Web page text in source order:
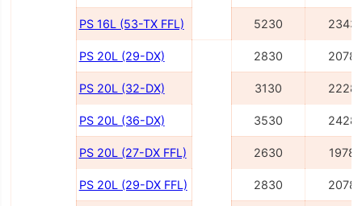
PS 16L (53-TX FFL) 5230 2343
PS 20L (29-DX) 2830 2078
PS 20L (32-DX) 3130 2228
PS 20L (36-DX) 3530 2428
PS 20L (27-DX FFL) 2630 1978
PS 20L (29-DX FFL) 2830 2078